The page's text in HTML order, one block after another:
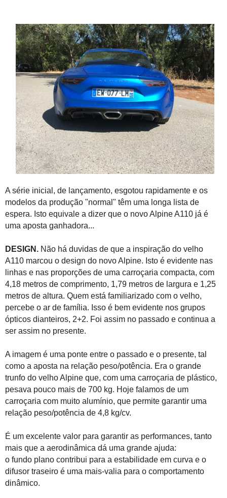
A série inicial, de lançamento, esgotou rapidamente e os
modelos da produção "normal" têm uma longa lista de
espera. Isto equivale a dizer que o novo Alpine A110 já é
uma aposta ganhadora...
DESIGN. Não há duvidas de que a inspiração do velho
A110 marcou o design do novo Alpine. Isto é evidente nas
linhas e nas proporções de uma carroçaria compacta, com
4,18 metros de comprimento, 1,79 metros de largura e 1,25
metros de altura. Quem está familiarizado com o velho,
percebe o ar de família. Isso é bem evidente nos grupos
ópticos dianteiros, 2+2. Foi assim no passado e continua a
ser assim no presente.
A imagem é uma ponte entre o passado e o presente, tal
como a aposta na relação peso/potência. Era o grande
trunfo do velho Alpine que, com uma carroçaria de plástico,
pesava pouco mais de 700 kg. Hoje falamos de um
carroçaria com muito alumínio, que permite garantir uma
relação peso/potência de 4,8 kg/cv.
É um excelente valor para garantir as performances, tanto
mais que a aerodinâmica dá uma grande ajuda:
o fundo plano contribui para a estabilidade em curva e o
difusor traseiro é uma mais-valia para o comportamento
dinâmico.